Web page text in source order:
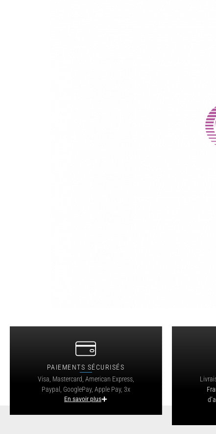
PAIEMENTS SÉCURISÉS
Visa, Mastercard, American Express,
Paypal, GooglePay, Apple Pay, 3x
En savoir plus